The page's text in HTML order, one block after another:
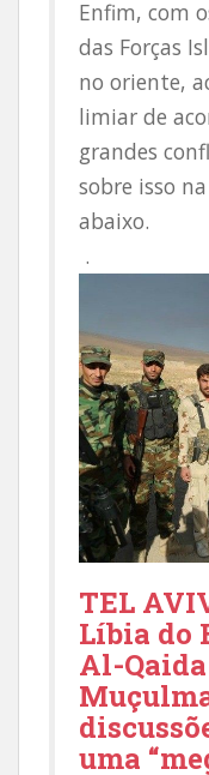
Enfim, com
das Forças
no oriente,
limiar de
grandes
sobre isso
abaixo.
.
TEL
Líbia do
Al-
uma